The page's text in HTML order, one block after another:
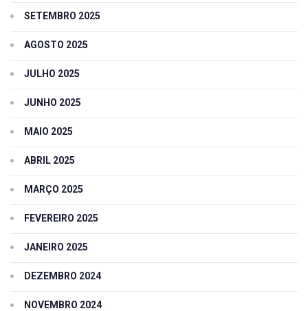
SETEMBRO 2025
AGOSTO 2025
JULHO 2025
JUNHO 2025
MAIO 2025
ABRIL 2025
MARÇO 2025
FEVEREIRO 2025
JANEIRO 2025
DEZEMBRO 2024
NOVEMBRO 2024